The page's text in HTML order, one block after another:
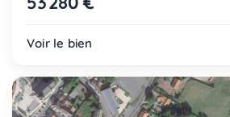
Voir le bien